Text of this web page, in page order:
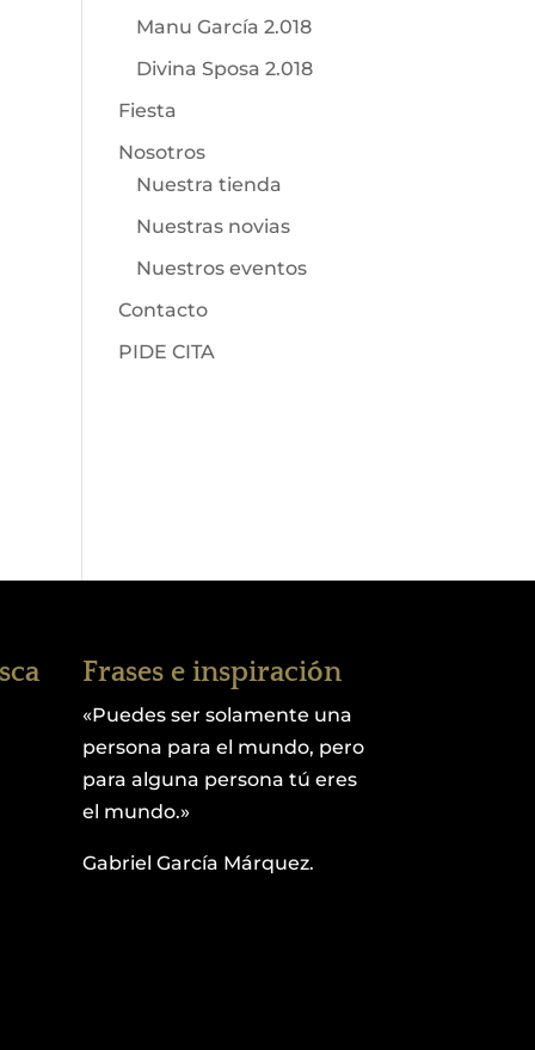
Manu García 2.018
Divina Sposa 2.018
Fiesta
Nosotros
Nuestra tienda
Nuestras novias
Nuestros eventos
Contacto
PIDE CITA
Frases e inspiración
«Puedes ser solamente una
persona para el mundo, pero
para alguna persona tú eres
el mundo.»
Gabriel García Márquez.